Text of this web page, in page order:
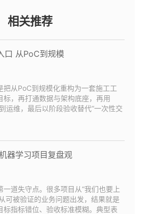
相关推荐
口 从PoC到规模
把从PoC到规模化重构为一套施工工
标，再打通数据与架构底座，再用
运维，最后以阶段验收替代“一次性交
器学习项目复盘观
一道失守点。很多项目从“我们也要上
可被验证的业务问题出发，结果就是
标指标错位、验收标准模糊。典型表